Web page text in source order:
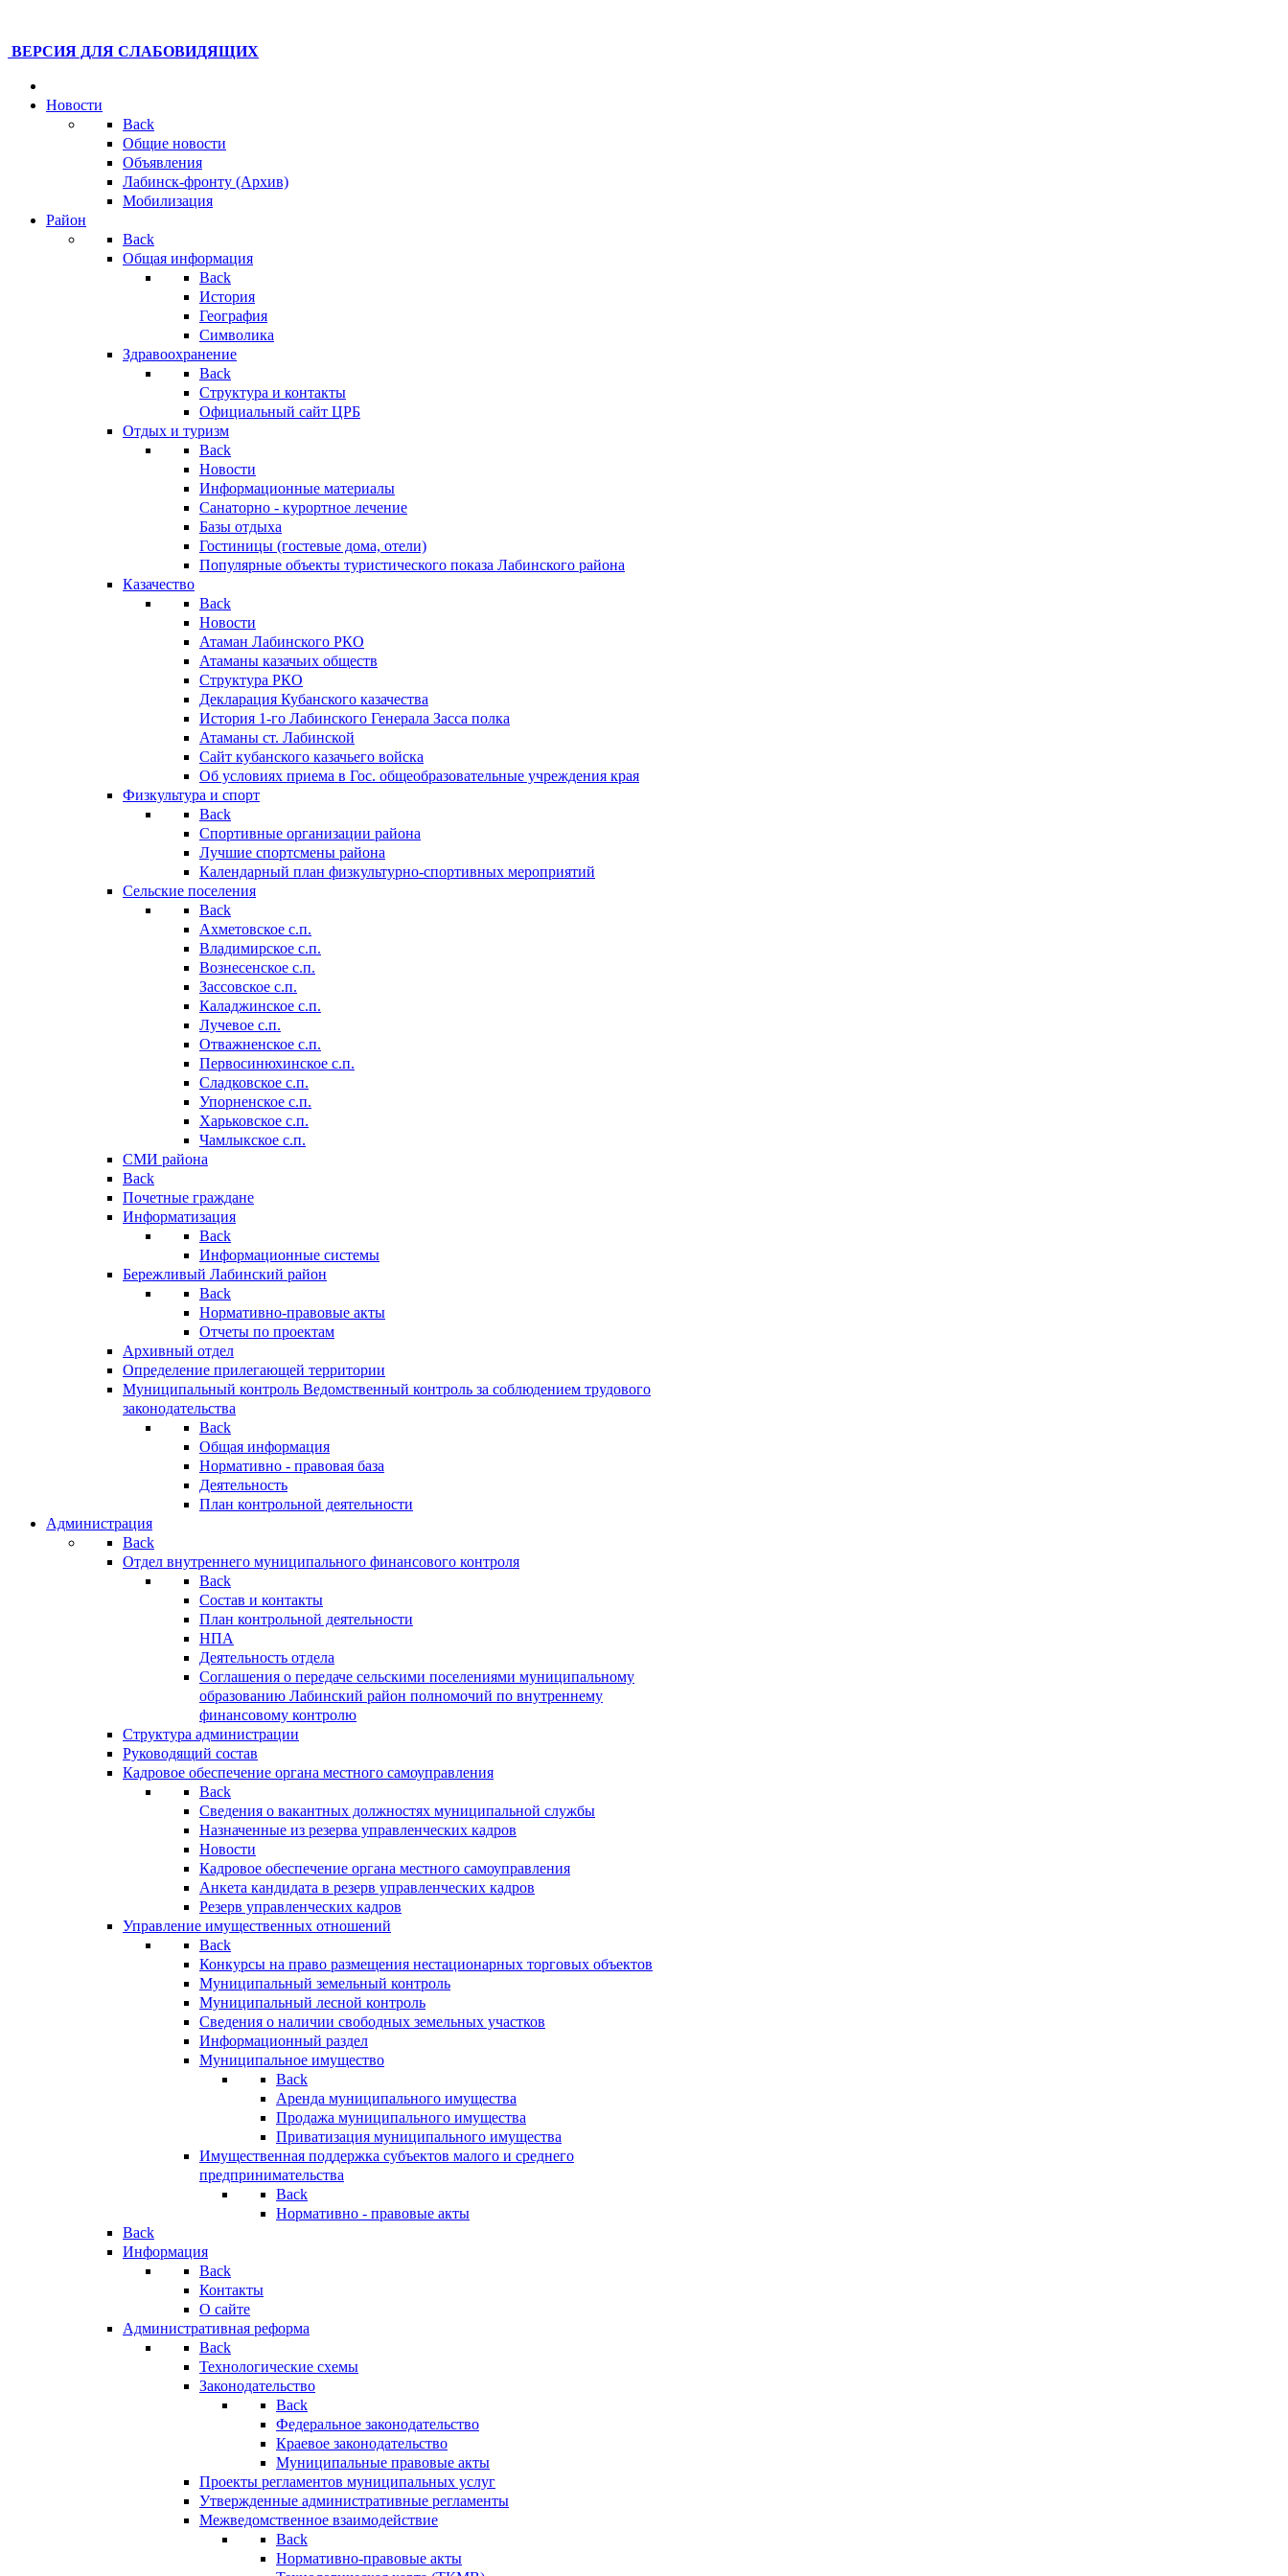
ВЕРСИЯ ДЛЯ СЛАБОВИДЯЩИХ
Новости
Back
Общие новости
Объявления
Лабинск-фронту (Архив)
Мобилизация
Район
Back
Общая информация
Back
История
География
Символика
Здравоохранение
Back
Структура и контакты
Официальный сайт ЦРБ
Отдых и туризм
Back
Новости
Информационные материалы
Санаторно - курортное лечение
Базы отдыха
Гостиницы (гостевые дома, отели)
Популярные объекты туристического показа Лабинского района
Казачество
Back
Новости
Атаман Лабинского РКО
Атаманы казачьих обществ
Структура РКО
Декларация Кубанского казачества
История 1-го Лабинского Генерала Засса полка
Атаманы ст. Лабинской
Cайт кубанского казачьего войска
Об условиях приема в Гос. общеобразовательные учреждения края
Физкультура и спорт
Back
Спортивные организации района
Лучшие спортсмены района
Календарный план физкультурно-спортивных мероприятий
Сельские поселения
Back
Ахметовское с.п.
Владимирское с.п.
Вознесенское с.п.
Зассовское с.п.
Каладжинское с.п.
Лучевое с.п.
Отважненское с.п.
Первосинюхинское с.п.
Сладковское с.п.
Упорненское с.п.
Харьковское с.п.
Чамлыкское с.п.
СМИ района
Back
Почетные граждане
Информатизация
Back
Информационные системы
Бережливый Лабинский район
Back
Нормативно-правовые акты
Отчеты по проектам
Архивный отдел
Определение прилегающей территории
Муниципальный контроль Ведомственный контроль за соблюдением трудового
законодательства
Back
Общая информация
Нормативно - правовая база
Деятельность
План контрольной деятельности
Администрация
Back
Отдел внутреннего муниципального финансового контроля
Back
Состав и контакты
План контрольной деятельности
НПА
Деятельность отдела
Соглашения о передаче сельскими поселениями муниципальному
образованию Лабинский район полномочий по внутреннему
финансовому контролю
Структура администрации
Руководящий состав
Кадровое обеспечение органа местного самоуправления
Back
Сведения о вакантных должностях муниципальной службы
Назначенные из резерва управленческих кадров
Новости
Кадровое обеспечение органа местного самоуправления
Анкета кандидата в резерв управленческих кадров
Резерв управленческих кадров
Управление имущественных отношений
Back
Конкурсы на право размещения нестационарных торговых объектов
Муниципальный земельный контроль
Муниципальный лесной контроль
Сведения о наличии свободных земельных участков
Информационный раздел
Муниципальное имущество
Back
Аренда муниципального имущества
Продажа муниципального имущества
Приватизация муниципального имущества
Имущественная поддержка субъектов малого и среднего
предпринимательства
Back
Нормативно - правовые акты
Back
Информация
Back
Контакты
О сайте
Административная реформа
Back
Технологические схемы
Законодательство
Back
Федеральное законодательство
Краевое законодательство
Муниципальные правовые акты
Проекты регламентов муниципальных услуг
Утвержденные административные регламенты
Межведомственное взаимодействие
Back
Нормативно-правовые акты